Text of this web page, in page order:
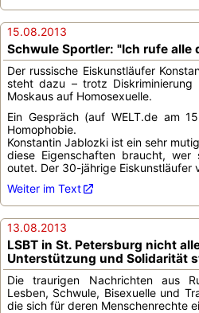
15.08.2013
Schwule Sportler: "Ich rufe alle
Der russische Eiskunstläufer
steht dazu – trotz
Moskaus auf Homosexuelle.
Ein Gespräch (auf WELT.de am
Homophobie.
Konstantin Jablozki ist ein sehr
diese Eigenschaften braucht, wer
outet. Der 30-jährige Eiskunstläufer
Weiter im Text
13.08.2013
LSBT in St. Petersburg nicht
Unterstützung und Solidarität
Die traurigen Nachrichten aus
Lesben, Schwule, Bisexuelle und
die sich für deren Menschenrechte